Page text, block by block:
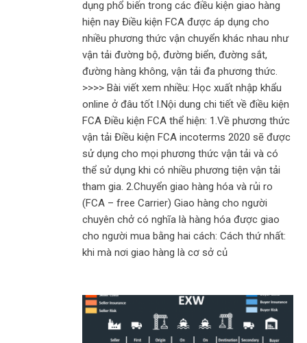
dụng phổ biến trong các điều kiện giao hàng
hiện nay Điều kiện FCA được áp dụng cho
nhiều phương thức vận chuyển khác nhau như
vận tải đường bộ, đường biển, đường sắt,
đường hàng không, vận tải đa phương thức.
>>>> Bài viết xem nhiều: Học xuất nhập khẩu
online ở đâu tốt I.Nội dung chi tiết về điều kiện
FCA Điều kiện FCA thể hiện: 1.Về phương thức
vận tải Điều kiện FCA incoterms 2020 sẽ được
sử dụng cho mọi phương thức vận tải và có
thể sử dụng khi có nhiều phương tiện vận tải
tham gia. 2.Chuyển giao hàng hóa và rủi ro
(FCA – free Carrier) Giao hàng cho người
chuyên chở có nghĩa là hàng hóa được giao
cho người mua bằng hai cách: Cách thứ nhất:
khi mà nơi giao hàng là cơ sở củ